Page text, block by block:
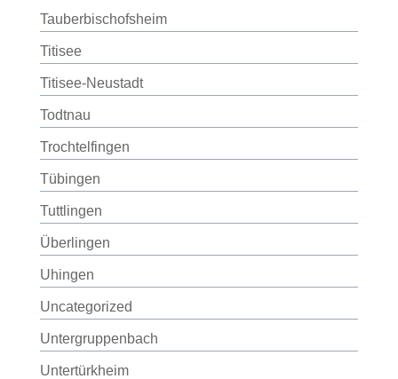
Tauberbischofsheim
Titisee
Titisee-Neustadt
Todtnau
Trochtelfingen
Tübingen
Tuttlingen
Überlingen
Uhingen
Uncategorized
Untergruppenbach
Untertürkheim